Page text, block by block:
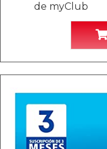
de myClub